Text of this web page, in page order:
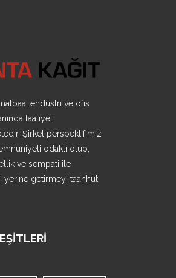
endüstri ve ofis
faaliyet
Şirket perspektifimiz
odaklı olup,
ve sempati ile
yerine getirmeyi taahhüt